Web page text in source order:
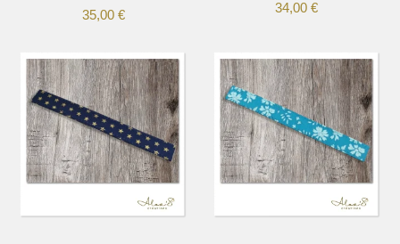
35,00 €
plusieurs
variations.
Les
options
peuvent
être
sur
34,00€
plusieurs
variations.
Les
options
peuvent
être
sur